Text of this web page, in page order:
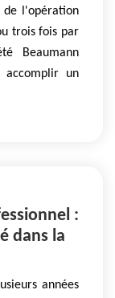
de l'opération
trois fois par
Beaumann
accomplir un
:
dans la
années